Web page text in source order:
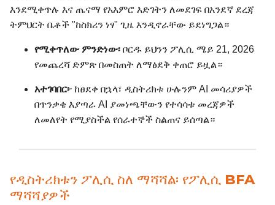
እንደሚቀጥሉ እና ጤናማ የአእምሮ እድገትን ለመደገፍ በአንደኛ ደረጃ
ትምህርት ቤቶች "ከስክሪን ነፃ" ጊዜ እንዲኖራቸው ይደነግጋል።
የሚቀጥለው ምንድነው፡ ቦርዱ ይህንን ፖሊሲ ሜይ 21, 2026
የመጨረሻ ድምጽ በመስጠት ለማፅደቅ ቀጠሮ ይዟል።
አተገባበር፦ ከፀደቀ በኋላ፣ ዲስትሪክቱ ሁሉንም AI መሳሪያዎች
በጥንቃቄ እያጣራ AI ያመነጫቸውን የተሳሳቱ መረጃዎች
ለመለየት የሚያስችል የሰራተኞች ስልጠና ይሰጣል።
የዲስትሪክቱን ፖሊሲ ስለ ማሻሻል፡ የፖሊሲ BFA
ማሻሻያዎች